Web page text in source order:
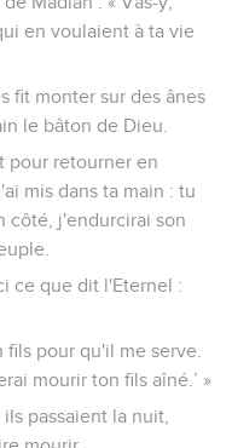
en voulaient à ta vie
fit monter sur des ânes
le bâton de Dieu.
pour retourner en
mis dans ta main : tu
côté, j'endurcirai son
ce que dit l'Eternel :
pour qu'il me serve.
mourir ton fils aîné.’ »
passaient la nuit,